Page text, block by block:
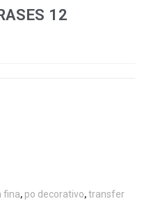
12
fina, po decorativo, transfer